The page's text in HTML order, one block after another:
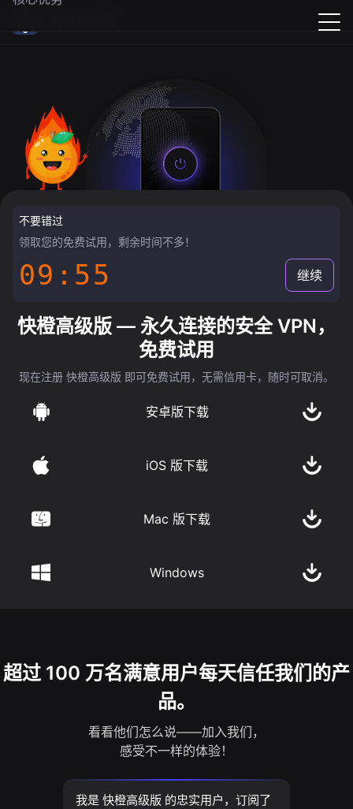
不要错过
领取您的免费试用，剩余时间不多！
09:54 继续
快橙高级版 — 永久连接的安全 VPN，
免费试用
现在注册 快橙高级版 即可免费试用，无需信用卡，随时可取消。
安卓版下载
iOS 版下载
Mac 版下载
Windows
超过 100 万名满意用户每天信任我们的产
品。
看看他们怎么说——加入我们，
感受不一样的体验！
我是 快橙高级版 的忠实用户，订阅了